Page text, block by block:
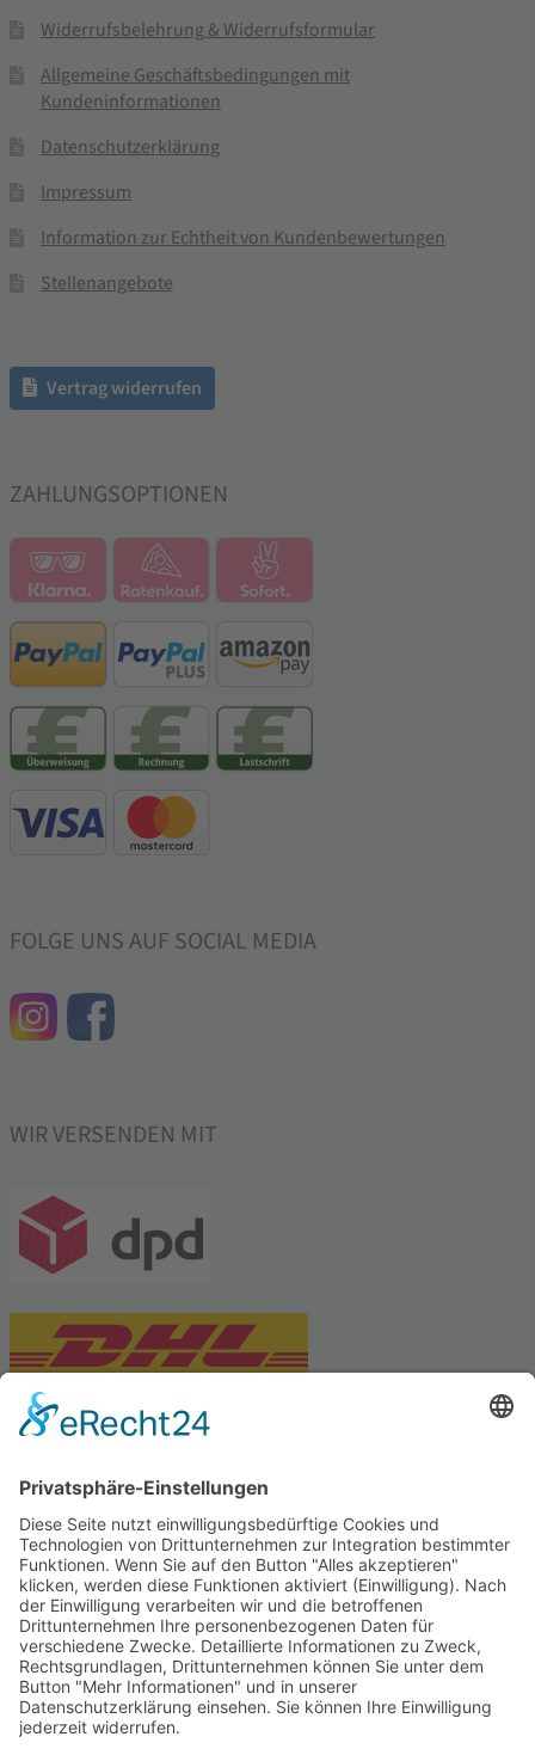
Widerrufsbelehrung & Widerrufsformular
Allgemeine Geschäftsbedingungen mit
Kundeninformationen
Datenschutzerklärung
Impressum
Information zur Echtheit von Kundenbewertungen
Stellenangebote
Vertrag widerrufen
ZAHLUNGSOPTIONEN
FOLGE UNS AUF SOCIAL MEDIA
WIR VERSENDEN MIT
Tekal – Textile Lebensqualität
Exklusive moderne & Orientteppiche
Feuerwerk XXL
Pyrotechnik online bestellen
© Stadtmühle Waldenbuch 2026